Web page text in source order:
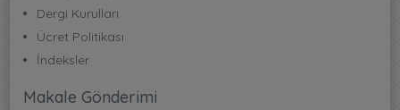
Dergi Kurulları
Ücret Politikası
İndeksler
Makale Gönderimi